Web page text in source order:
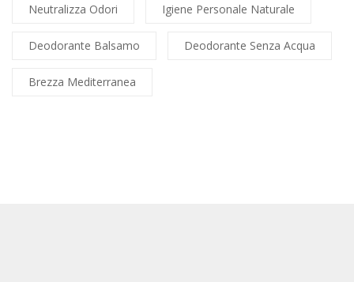
Neutralizza Odori Igiene Personale Naturale
Deodorante Balsamo Deodorante Senza Acqua
Brezza Mediterranea